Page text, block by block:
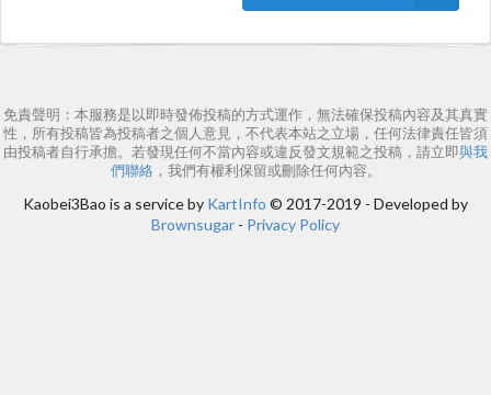
免責聲明：本服務是以即時發佈投稿的方式運作，無法確保投稿內容及其真實
性，所有投稿皆為投稿者之個人意見，不代表本站之立場，任何法律責任皆須
由投稿者自行承擔。若發現任何不當內容或違反發文規範之投稿，請立即與我
們聯絡，我們有權利保留或刪除任何內容。
Kaobei3Bao is a service by KartInfo © 2017-2019 - Developed by
Brownsugar - Privacy Policy